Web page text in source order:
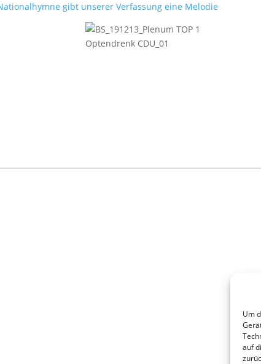
Um
auf
gibt unserer Verfassung eine Melodie